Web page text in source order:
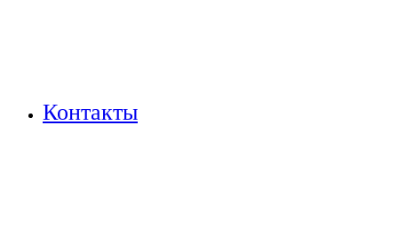
Контакты